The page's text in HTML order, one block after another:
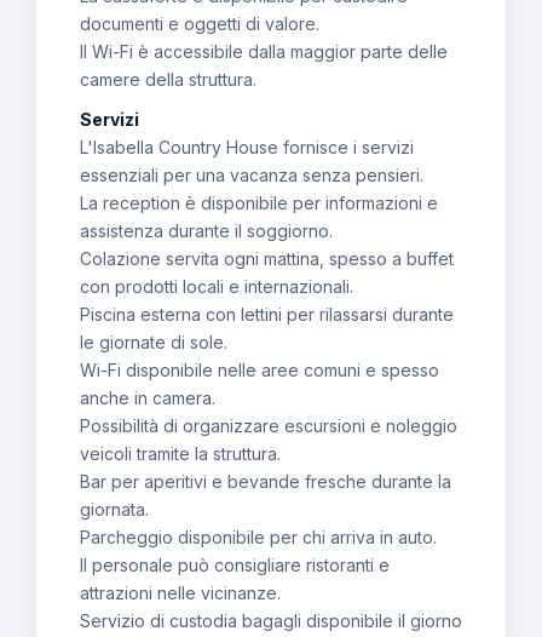
documenti e oggetti di valore.
Il Wi-Fi è accessibile dalla maggior parte delle
camere della struttura.
Servizi
L'Isabella Country House fornisce i servizi
essenziali per una vacanza senza pensieri.
La reception è disponibile per informazioni e
assistenza durante il soggiorno.
Colazione servita ogni mattina, spesso a buffet
con prodotti locali e internazionali.
Piscina esterna con lettini per rilassarsi durante
le giornate di sole.
Wi-Fi disponibile nelle aree comuni e spesso
anche in camera.
Possibilità di organizzare escursioni e noleggio
veicoli tramite la struttura.
Bar per aperitivi e bevande fresche durante la
giornata.
Parcheggio disponibile per chi arriva in auto.
Il personale può consigliare ristoranti e
attrazioni nelle vicinanze.
Servizio di custodia bagagli disponibile il giorno